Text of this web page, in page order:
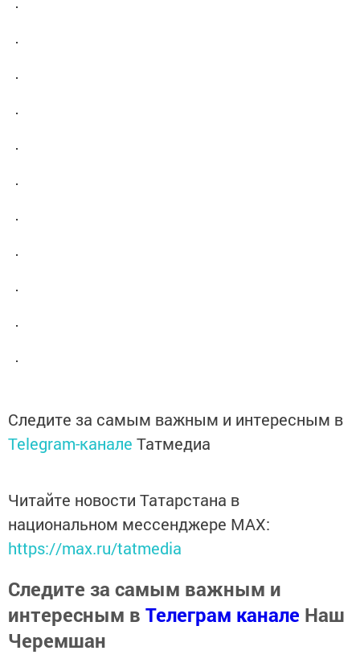
Следите за самым важным и интересным в
Telegram-канале Татмедиа
Читайте новости Татарстана в
национальном мессенджере MАХ:
https://max.ru/tatmedia
Следите за самым важным и
интересным в Телеграм канале Наш
Черемшан